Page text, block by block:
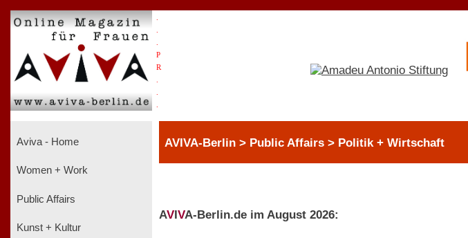
P
R
Aviva - Home
Women + Work
Public Affairs
Kunst + Kultur
AVIVA-Berlin > Public Affairs > Politik + Wirtschaft
AVIVA-Berlin.de im August 2026: